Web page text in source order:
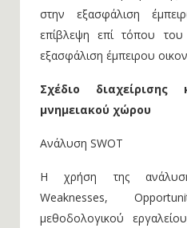
στην εξασφάλιση
επίβλεψη επί τόπου
εξασφάλιση έμπειρου
Σχέδιο
μνημειακού χώρου
Ανάλυση SWOT
Η χρήση της
Weaknesses,
μεθοδολογικού